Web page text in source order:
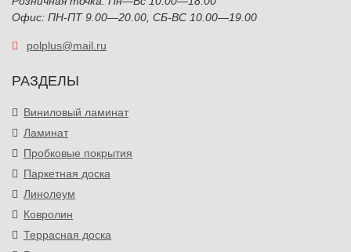
Офис: ПН-ПТ 9.00—20.00, СБ-ВС 10.00—19.00
polplus@mail.ru
РАЗДЕЛЫ
Виниловый ламинат
Ламинат
Пробковые покрытия
Паркетная доска
Линолеум
Ковролин
Террасная доска